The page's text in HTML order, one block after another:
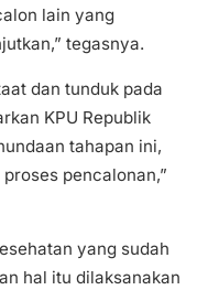
lain yang
tegasnya.
dan tunduk pada
KPU Republik
tahapan ini,
pencalonan,”
yang sudah
hal itu dilaksanakan